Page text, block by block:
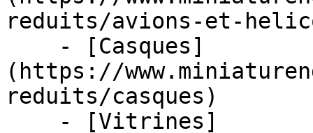
reduits/avions-et-
(https://
reduits/casques)